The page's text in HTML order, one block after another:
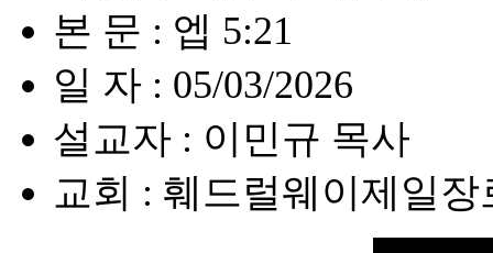
본 문 : 엡 5:21
일 자 : 05/03/2026
설교자 : 이민규 목사
교회 : 훼드럴웨이제일장